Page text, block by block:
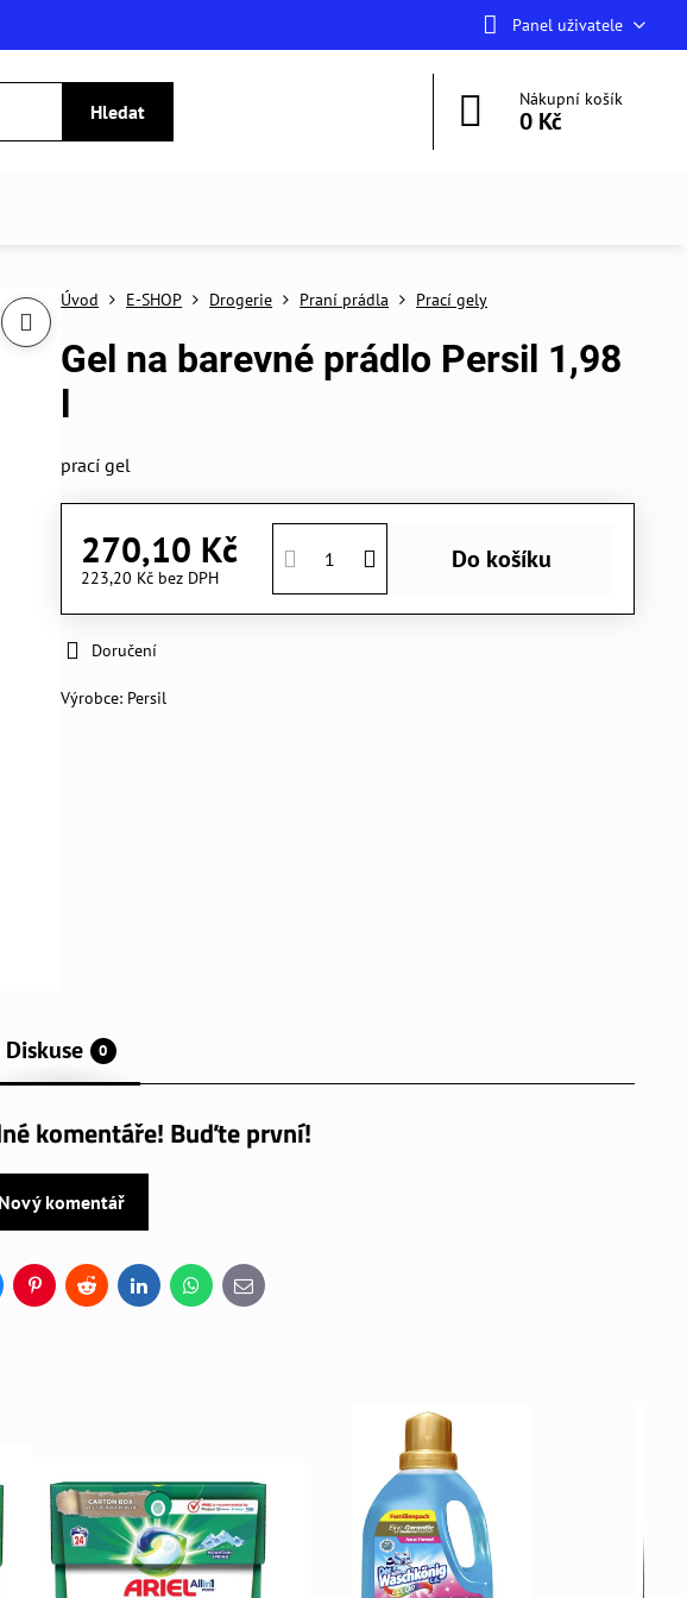
Panel uživatele
Hledat
Nákupní košík
0 Kč
Úvod E-SHOP Drogerie Praní prádla Prací gely
Gel na barevné prádlo Persil 1,98
l
prací gel
270,10 Kč
223,20 Kč bez DPH
Do košíku
Doručení
Výrobce: Persil
Diskuse 0
komentáře! Buďte první!
Nový komentář
PinterestRedditLinkedInWhatsApp
E-
mail